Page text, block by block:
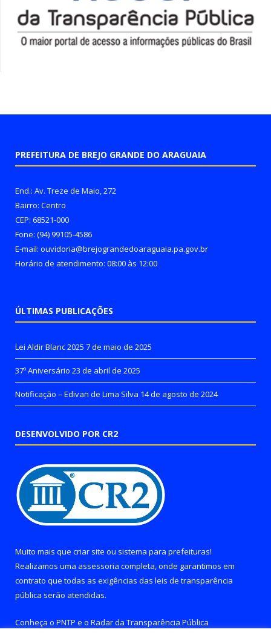
PREFEITURA DE BREJO GRANDE DO ARAGUAIA
End.: Av. Treze de Maio, 272
Bairro: Centro
CEP: 68521-000
Fone: (94) 99105-4586
E-mail: ouvidoria@brejograndedoaraguaia.pa.gov.br
Horário de atendimento: 08:00 às 12:00
ÚLTIMAS PUBLICAÇÕES
Lei Aldir Blanc 2025 7 de maio de 2025
37º Aniversário 23 de abril de 2025
Notificação – Edivan de Lima Silva 14 de agosto de 2024
DESENVOLVIDO POR CR2
Muito mais que criar site ou sistema para prefeituras!
Realizamos uma assessoria completa, onde garantimos em
contrato que todas as exigências das leis de transparência
pública serão atendidas.
Conheça o PNTP e o Radar da Transparência Pública